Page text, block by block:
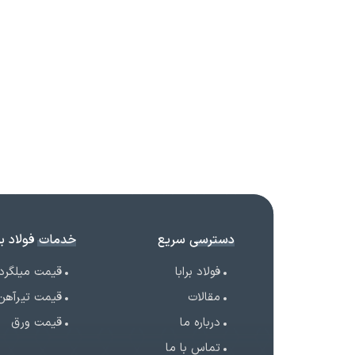
دسترسی سریع
فولاد برابا
مقالات
درباره ما
تماس با ما
خدمات فولاد
قیمت
قیمت
قیمت ورق